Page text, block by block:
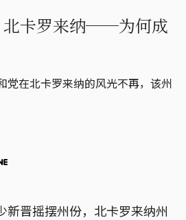
北卡罗来纳──为何成
党在北卡罗来纳的风光不再，该州
新晋摇摆州份，北卡罗来纳州